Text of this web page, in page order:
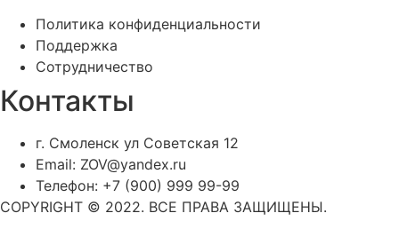
Политика конфиденциальности
Поддержка
Сотрудничество
Контакты
г. Смоленск ул Советская 12
Email: ZOV@yandex.ru
Телефон: +7 (900) 999 99-99
COPYRIGHT © 2022. ВСЕ ПРАВА ЗАЩИЩЕНЫ.